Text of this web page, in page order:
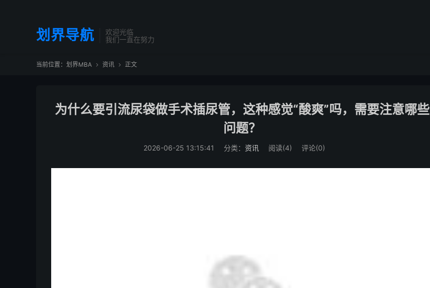
划界导航
欢迎光临
我们一直在努力
当前位置： 划界MBA  资讯  正文
为什么要引流尿袋做手术插尿管，这种感觉“酸爽”吗，需要注意哪些
问题？
2026-06-25 13:15:41 分类： 资讯 阅读(4) 评论(0)